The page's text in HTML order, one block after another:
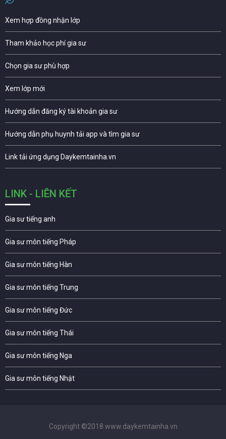
Xem hợp đồng nhận lớp
Tham khảo học phí gia sư
Chọn gia sư phù hợp
Xem lớp mới
Hướng dẫn đăng ký tài khoản gia sư
Hướng dẫn phụ huynh tải app và tìm gia sư
Link tải ứng dụng Daykemtainha.vn
LINK - LIÊN KẾT
Gia sư tiếng anh
Gia sư môn tiếng Pháp
Gia sư môn tiếng Hàn
Gia sư môn tiếng Trung
Gia sư môn tiếng Đức
Gia sư môn tiếng Thái
Gia sư môn tiếng Nga
Gia sư môn tiếng Nhật
Copyright ©2018 www.daykemtainha.vn